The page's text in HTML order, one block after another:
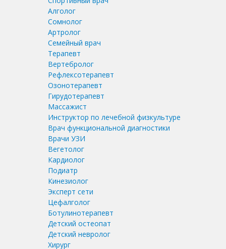
Алголог
Сомнолог
Артролог
Семейный врач
Терапевт
Вертебролог
Рефлексотерапевт
Озонотерапевт
Гирудотерапевт
Массажист
Инструктор по лечебной физкультуре
Врач функциональной диагностики
Врачи УЗИ
Вегетолог
Кардиолог
Подиатр
Кинезиолог
Эксперт сети
Цефалголог
Ботулинотерапевт
Детский остеопат
Детский невролог
Хирург